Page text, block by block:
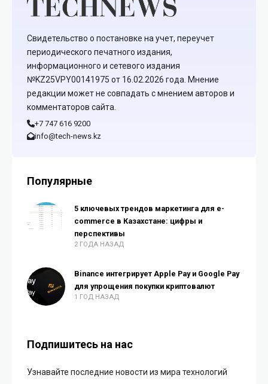
Свидетельство о постановке на учет, переучет
периодического печатного издания,
информационного и сетевого издания
№KZ25VPY00141975 от 16.02.2026 года. Мнение
редакции может не совпадать с мнением авторов и
комментаторов сайта.
+7 747 616 9200
info@tech-news.kz
Популярные
5 ключевых трендов маркетинга для e-
commerce в Казахстане: цифры и
перспективы
2 ГОДА НАЗАД
Binance интегрирует Apple Pay и Google Pay
для упрощения покупки криптовалют
1 ГОД НАЗАД
Подпишитесь на нас
Узнавайте последние новости из мира технологий